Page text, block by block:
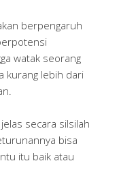
berpengaruh
watak seorang
kurang lebih dari
secara silsilah
bisa
itu baik atau